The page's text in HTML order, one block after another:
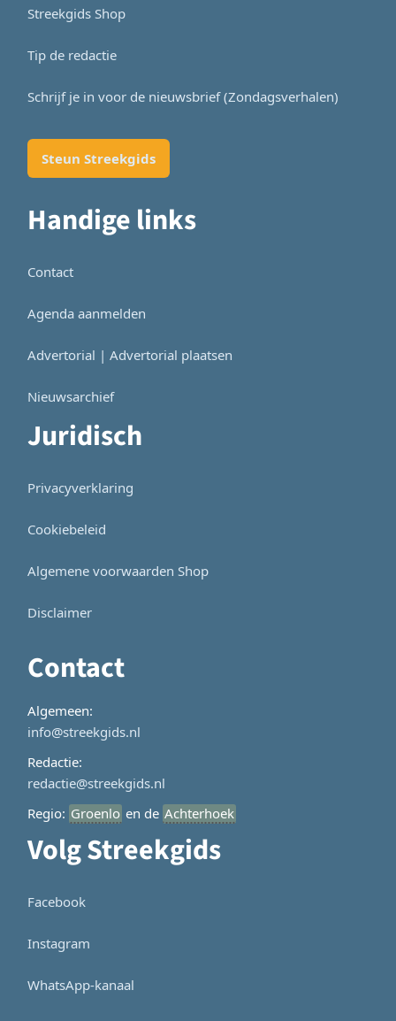
Streekgids Shop
Tip de redactie
Schrijf je in voor de nieuwsbrief (Zondagsverhalen)
Steun Streekgids
Handige links
Contact
Agenda aanmelden
Advertorial | Advertorial plaatsen
Nieuwsarchief
Juridisch
Privacyverklaring
Cookiebeleid
Algemene voorwaarden Shop
Disclaimer
Contact
Algemeen:
info@streekgids.nl
Redactie:
redactie@streekgids.nl
Regio: Groenlo en de Achterhoek
Volg Streekgids
Facebook
Instagram
WhatsApp-kanaal